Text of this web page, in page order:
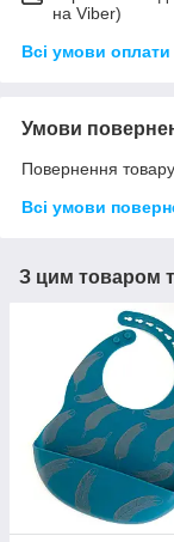
на Viber)
Всі умови оплати
Умови
Повернення
Всі умови
З цим товаром